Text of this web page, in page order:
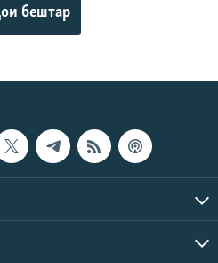
бештар